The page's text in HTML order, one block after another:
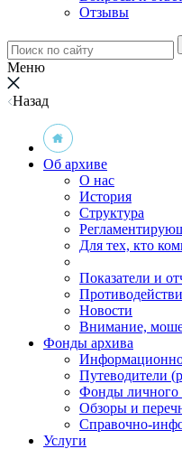
Отзывы
Меню
Назад
Об архиве
О нас
История
Структура
Для тех, кто
Показатели и
Новости
Внимание,
Фонды архива
Путеводители
Фонды личного
Обзоры и
Справочно-
Услуги